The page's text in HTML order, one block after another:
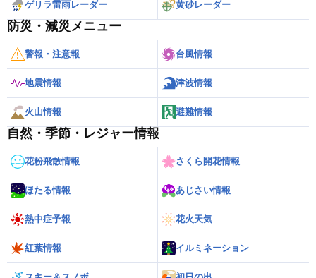
ゲリラ雷雨レーダー 黄砂レーダー
防災・減災メニュー
警報・注意報 台風情報
地震情報 津波情報
火山情報 避難情報
自然・季節・レジャー情報
花粉飛散情報 さくら開花情報
ほたる情報 あじさい情報
熱中症予報 花火天気
紅葉情報 イルミネーション